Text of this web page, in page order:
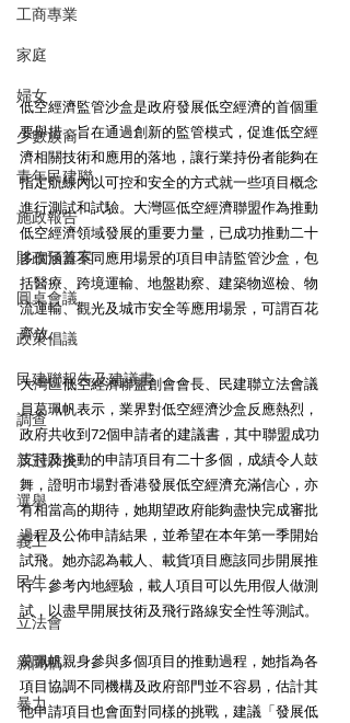
工商專業
家庭
婦女
少數族裔
青年民建聯
施政報告
財政預算案
圓桌會議
政策倡議
民建聯報告及建議書
調查
新冠肺炎
選舉
義工
民生
立法會
新聞稿
暴力
低空經濟監管沙盒是政府發展低空經濟的首個重
要舉措，旨在通過創新的監管模式，促進低空經
濟相關技術和應用的落地，讓行業持份者能夠在
指定航線內以可控和安全的方式就一些項目概念
進行測試和試驗。大灣區低空經濟聯盟作為推動
低空經濟領域發展的重要力量，已成功推動二十
多個涵蓋不同應用場景的項目申請監管沙盒，包
括醫療、跨境運輸、地盤勘察、建築物巡檢、物
流運輸、觀光及城市安全等應用場景，可謂百花
齊放。
大灣區低空經濟聯盟創會會長、民建聯立法會議
員葛珮帆表示，業界對低空經濟沙盒反應熱烈，
政府共收到72個申請者的建議書，其中聯盟成功
支持及推動的申請項目有二十多個，成績令人鼓
舞，證明市場對香港發展低空經濟充滿信心，亦
有相當高的期待，她期望政府能夠盡快完成審批
過程及公佈申請結果，並希望在本年第一季開始
試飛。她亦認為載人、載貨項目應該同步開展推
行，參考內地經驗，載人項目可以先用假人做測
試，以盡早開展技術及飛行路線安全性等測試。
葛珮帆親身參與多個項目的推動過程，她指為各
項目協調不同機構及政府部門並不容易，估計其
他申請項目也會面對同樣的挑戰，建議「發展低